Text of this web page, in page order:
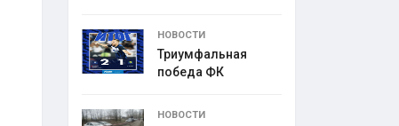
НОВОСТИ
Триумфальная
победа ФК
НОВОСТИ